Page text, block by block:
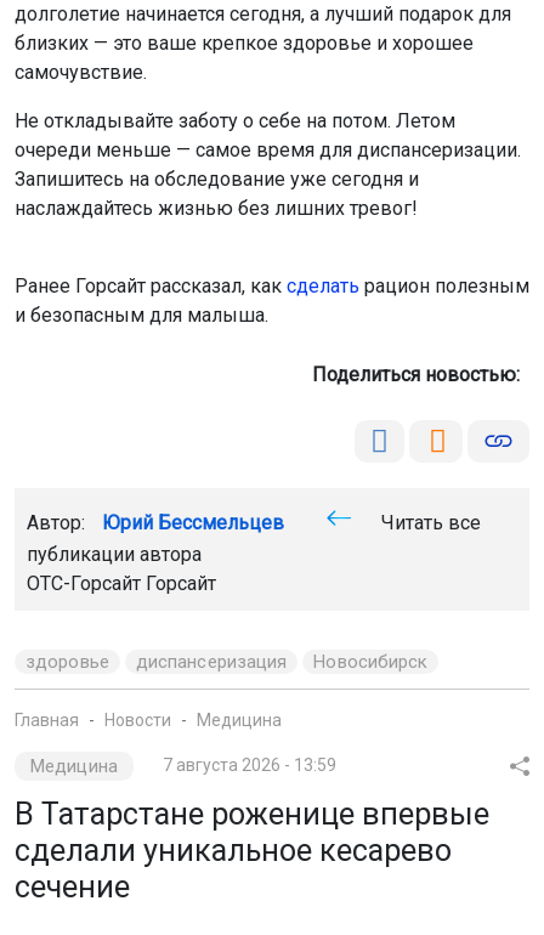
долголетие начинается сегодня, а лучший подарок для
близких — это ваше крепкое здоровье и хорошее
самочувствие.
Не откладывайте заботу о себе на потом. Летом
очереди меньше — самое время для диспансеризации.
Запишитесь на обследование уже сегодня и
наслаждайтесь жизнью без лишних тревог!
Ранее Горсайт рассказал, как сделать рацион полезным
и безопасным для малыша.
Поделиться новостью:
Автор: Юрий Бессмельцев
Читать все
публикации автора
ОТС-Горсайт Горсайт
здоровье диспансеризация Новосибирск
Главная Новости Медицина
Медицина 7 августа 2026 - 13:59
В Татарстане роженице впервые
сделали уникальное кесарево
сечение